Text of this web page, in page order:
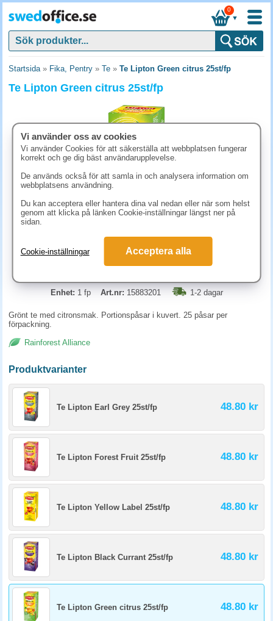
▼
0
Startsida» Fika, Pentry » Te » Te Lipton Green citrus 25st/fp
Te Lipton Green citrus 25st/fp
48.80 kr
KÖP
Enhet: 1 fp Art.nr: 15883201 1-2 dagar
Grönt te med citronsmak. Portionspåsar i kuvert. 25 påsar per
förpackning.
Rainforest Alliance
Produktvarianter
Te Lipton Earl Grey 25st/fp 48.80 kr
Te Lipton Forest Fruit 25st/fp 48.80 kr
Te Lipton Yellow Label 25st/fp 48.80 kr
Te Lipton Black Currant 25st/fp 48.80 kr
Te Lipton Green citrus 25st/fp 48.80 kr
Vi använder oss av cookies
Vi använder Cookies för att säkerställa att webbplatsen fungerar
korrekt och ge dig bäst användarupplevelse.
De används också för att samla in och analysera information om
webbplatsens användning.
Du kan acceptera eller hantera dina val nedan eller när som helst
genom att klicka på länken Cookie-inställningar längst ner på
sidan.
Cookie-inställningar Acceptera alla